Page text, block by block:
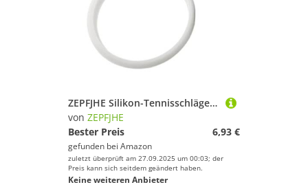
ZEPFJHE Silikon-Tennisschläger-Griffisolator, Tennis-Griff-Haltungskorrektur, komfortabel, stoßdämpfender Isolator
von ZEPFJHE
Bester Preis
6,93 €
gefunden bei Amazon
zuletzt überprüft am 27.09.2025 um 00:03; der
Preis kann sich seitdem geändert haben.
Keine weiteren Anbieter